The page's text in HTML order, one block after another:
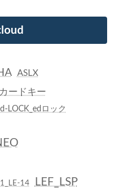
ASLX
ードキー
LOCK_edロック
14 LEF_LSP